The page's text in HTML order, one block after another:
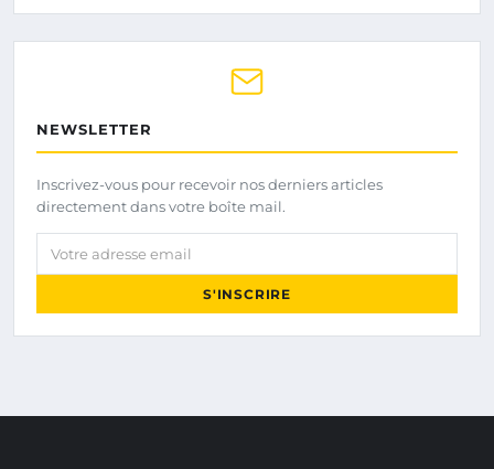
NEWSLETTER
Inscrivez-vous pour recevoir nos derniers articles
directement dans votre boîte mail.
Votre adresse email
S'INSCRIRE